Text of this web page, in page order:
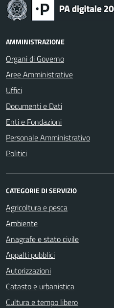
AMMINISTRAZIONE
Organi di Governo
Aree Amministrative
Uffici
Documenti e Dati
Enti e Fondazioni
Personale Amministrativo
Politici
CATEGORIE DI SERVIZIO
Agricoltura e pesca
Ambiente
Anagrafe e stato civile
Appalti pubblici
Autorizzazioni
Catasto e urbanistica
Cultura e tempo libero